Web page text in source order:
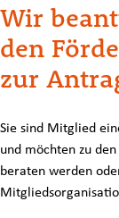
Wir
den
zur
Sie sind Mitglied
und möchten zu
beraten werden